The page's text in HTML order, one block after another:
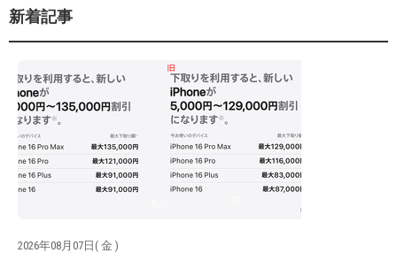
新着記事
2026年08月07日( 金 )